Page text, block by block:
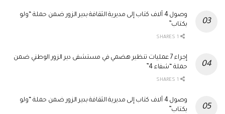
وصول 4 آلاف كتاب إلى مديرية الثقافة بدير الزور ضمن حملة “ولو
بكتاب”
إجراء 7 عمليات تنظير هضمي في مستشفى دير الزور الوطني ضمن
حملة “شفاء 4”
وصول 4 آلاف كتاب إلى مديرية الثقافة بدير الزور ضمن حملة “ولو
بكتاب”